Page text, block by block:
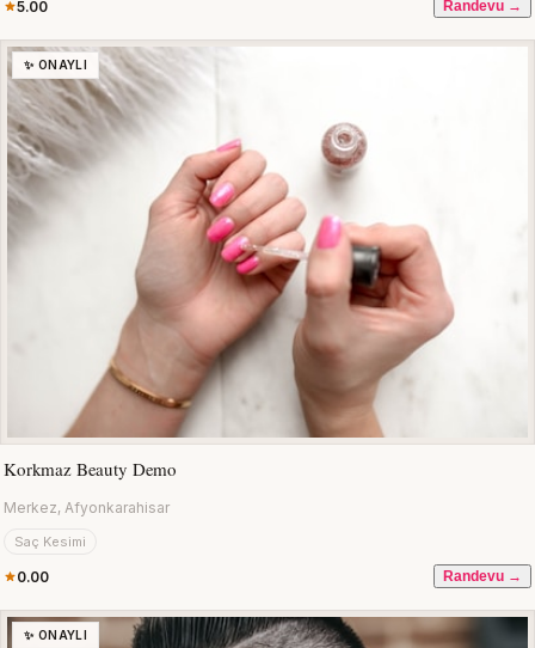
5.00 Randevu →
✨ ONAYLI
Korkmaz Beauty Demo
Merkez, Afyonkarahisar
Saç Kesimi
0.00 Randevu →
✨ ONAYLI